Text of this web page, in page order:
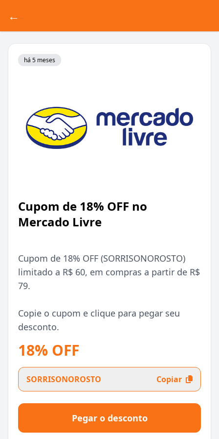
←
há 5 meses
Cupom de 18% OFF no
Mercado Livre
Cupom de 18% OFF (SORRISONOROSTO)
limitado a R$ 60, em compras a partir de R$
79.
Copie o cupom e clique para pegar seu
desconto.
18% OFF
SORRISONOROSTO Copiar
Pegar o desconto